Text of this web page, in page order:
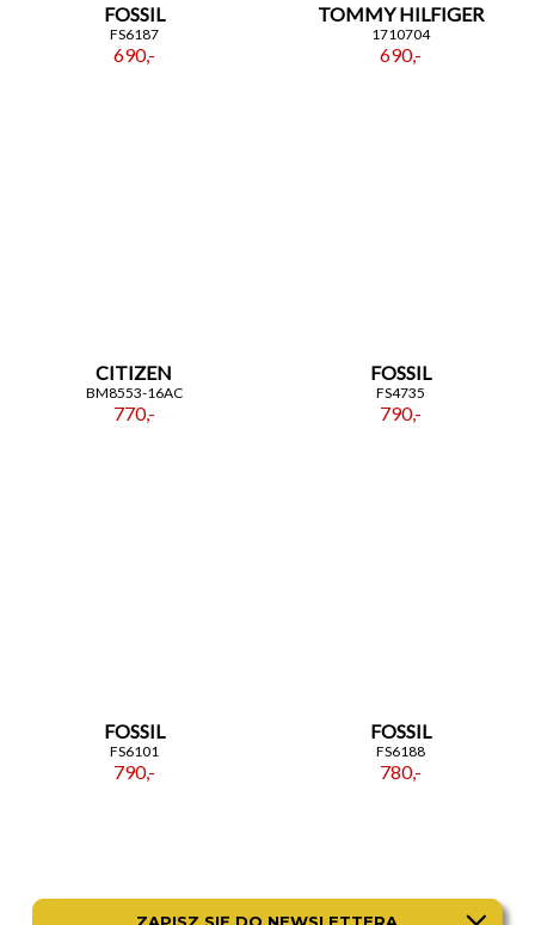
FOSSIL
FS6187
690,-
TOMMY HILFIGER
1710704
690,-
CITIZEN
BM8553-16AC
770,-
FOSSIL
FS4735
790,-
FOSSIL
FS6101
790,-
FOSSIL
FS6188
780,-
ZAPISZ SIĘ DO NEWSLETTERA